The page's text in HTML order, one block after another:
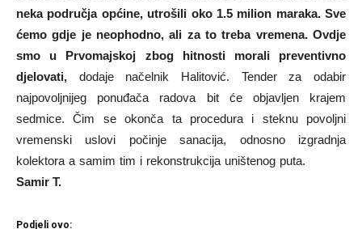
neka područja općine, utrošili oko 1.5 milion maraka. Sve
ćemo gdje je neophodno, ali za to treba vremena. Ovdje
smo u Prvomajskoj zbog hitnosti morali preventivno
djelovati, dodaje načelnik Halitović. Tender za odabir
najpovoljnijeg ponuđača radova bit će objavljen krajem
sedmice. Čim se okonča ta procedura i steknu povoljni
vremenski uslovi počinje sanacija, odnosno izgradnja
kolektora a samim tim i rekonstrukcija uništenog puta.
Samir T.
Podjeli ovo: